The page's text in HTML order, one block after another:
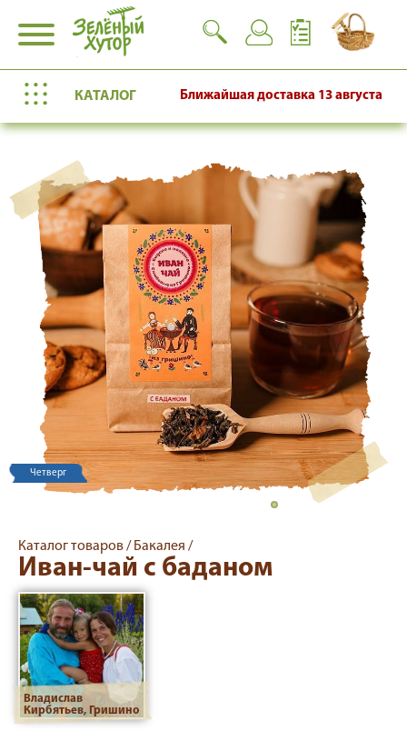
КАТАЛОГ Ближайшая доставка 13 августа
Четверг
Каталог товаров / Бакалея /
Иван-чай с баданом
Владислав
Кирбятьев, Гришино